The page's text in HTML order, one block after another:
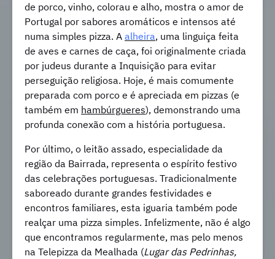
de porco, vinho, colorau e alho, mostra o amor de
Portugal por sabores aromáticos e intensos até
numa simples pizza. A alheira, uma linguiça feita
de aves e carnes de caça, foi originalmente criada
por judeus durante a Inquisição para evitar
perseguição religiosa. Hoje, é mais comumente
preparada com porco e é apreciada em pizzas (e
também em hambúrgueres), demonstrando uma
profunda conexão com a história portuguesa.
Por último, o leitão assado, especialidade da
região da Bairrada, representa o espírito festivo
das celebrações portuguesas. Tradicionalmente
saboreado durante grandes festividades e
encontros familiares, esta iguaria também pode
realçar uma pizza simples. Infelizmente, não é algo
que encontramos regularmente, mas pelo menos
na Telepizza da Mealhada (Lugar das Pedrinhas,